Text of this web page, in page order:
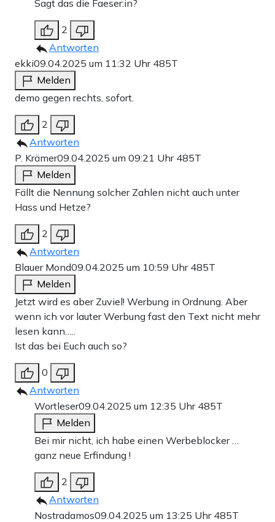
Sagt das die Faeser:in?
2
Antworten
ekki09.04.2025 um 11:32 Uhr 485T
Melden
demo gegen rechts, sofort.
2
Antworten
P. Krämer09.04.2025 um 09:21 Uhr 485T
Melden
Fällt die Nennung solcher Zahlen nicht auch unter
Hass und Hetze?
2
Antworten
Blauer Mond09.04.2025 um 10:59 Uhr 485T
Melden
Jetzt wird es aber Zuviel! Werbung in Ordnung. Aber
wenn ich vor lauter Werbung fast den Text nicht mehr
lesen kann…..
Ist das bei Euch auch so?
0
Antworten
Wortleser09.04.2025 um 12:35 Uhr 485T
Melden
Bei mir nicht, ich habe einen Werbeblocker …
ganz neue Erfindung !
2
Antworten
Nostradamos09.04.2025 um 13:25 Uhr 485T